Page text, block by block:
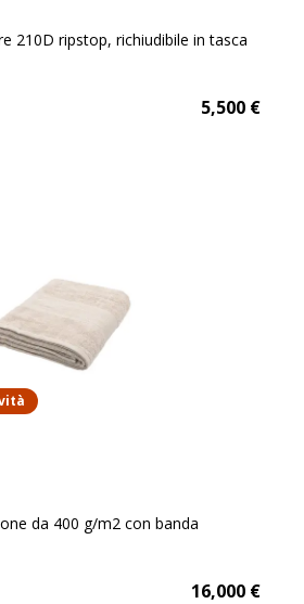
210D ripstop, richiudibile in tasca
5,500 €
da 400 g/m2 con banda
16,000 €